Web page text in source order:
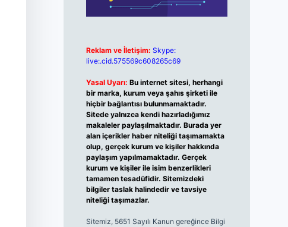
Reklam ve İletişim: Skype:
live:.cid.575569c608265c69
Yasal Uyarı: Bu internet sitesi, herhangi
bir marka, kurum veya şahıs şirketi ile
hiçbir bağlantısı bulunmamaktadır.
Sitede yalnızca kendi hazırladığımız
makaleler paylaşılmaktadır. Burada yer
alan içerikler haber niteliği taşımamakta
olup, gerçek kurum ve kişiler hakkında
paylaşım yapılmamaktadır. Gerçek
kurum ve kişiler ile isim benzerlikleri
tamamen tesadüfidir. Sitemizdeki
bilgiler taslak halindedir ve tavsiye
niteliği taşımazlar.
Sitemiz, 5651 Sayılı Kanun gereğince Bilgi